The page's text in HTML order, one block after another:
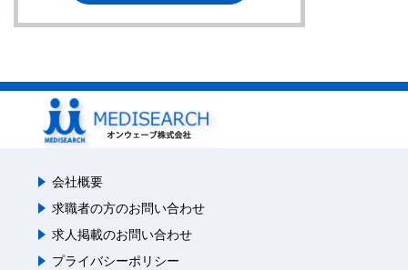
会社概要
求職者の方のお問い合わせ
求人掲載のお問い合わせ
プライバシーポリシー